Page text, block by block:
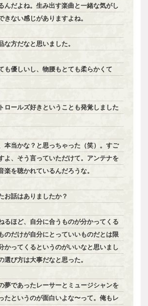
んだよね。生み出す楽曲と一緒な気がし
きない感じがありますよね。
方だなと思いました。
も優しいし、物腰もとても柔らかくて
ールズ好きということも発覚しました
本当かな？と思っちゃった（笑）。すご
よ、そう言っていただけて。アンテナを
楽を聴かれているんだろうな。
話はありましたか？
るほど、自分に合うものが分かってくる
のだけが自分にとっていいものだとは限
かってくるというのがいいなと思いまし
選び方は大事だなと思った。
夢であったレーサーとミュージシャンを
たというのが面白いよな〜って。俺もレ